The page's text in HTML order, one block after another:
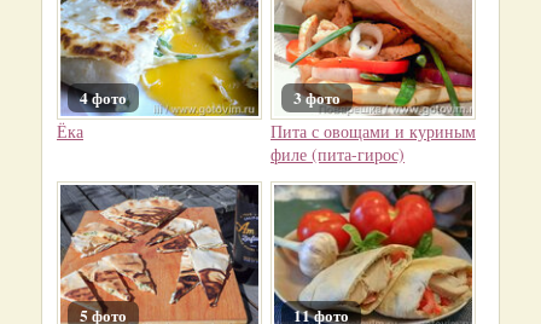
4 фото
Ёка
3 фото
Пита с овощами и куриным
филе (пита-гирос)
5 фото 11 фото